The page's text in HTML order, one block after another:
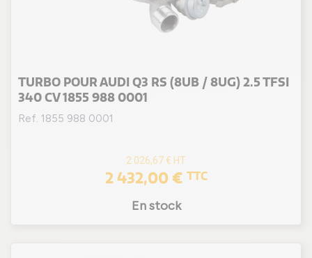
TURBO POUR AUDI Q3 RS (8UB / 8UG) 2.5 TFSI
340 CV 1855 988 0001
Ref. 1855 988 0001
2 026,67 € HT
2 432,00 € TTC
En stock